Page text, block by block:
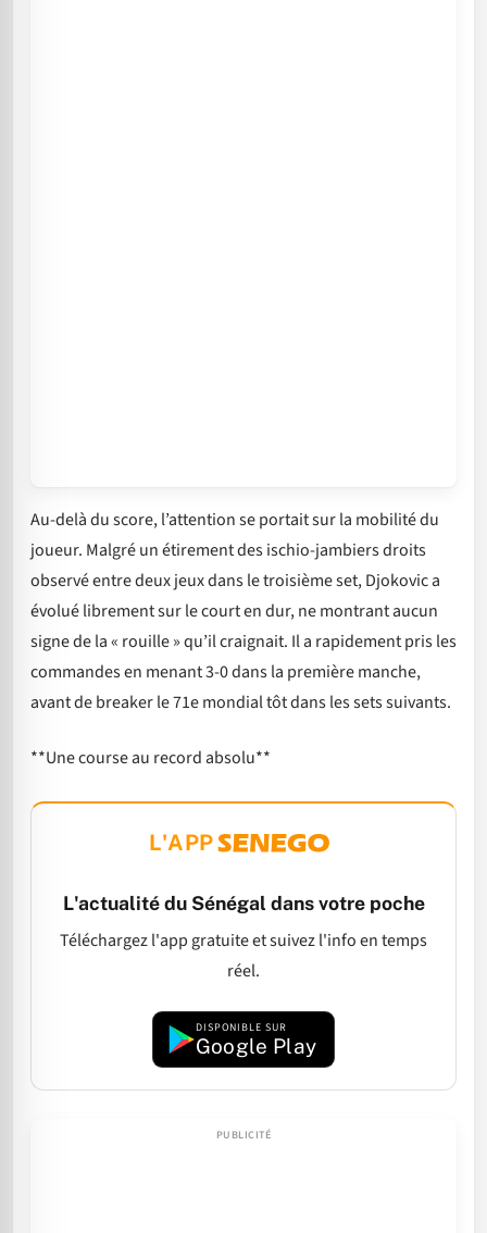
Au-delà du score, l’attention se portait sur la mobilité du
joueur. Malgré un étirement des ischio-jambiers droits
observé entre deux jeux dans le troisième set, Djokovic a
évolué librement sur le court en dur, ne montrant aucun
signe de la « rouille » qu’il craignait. Il a rapidement pris les
commandes en menant 3-0 dans la première manche,
avant de breaker le 71e mondial tôt dans les sets suivants.
**Une course au record absolu**
L'APP
L'actualité du Sénégal dans votre poche
Téléchargez l'app gratuite et suivez l'info en temps
réel.
DISPONIBLE SUR
Google Play